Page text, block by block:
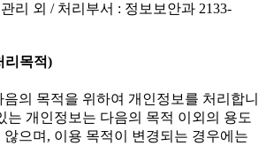
과 암-
모든 것을 한번 훑어 보았습니다.
은 높이고, LDL 콜레스테롤은 낮추고. 맞죠
늘 또 마지막이잖아요. 한 마디 좀 더 해주
을 보고 넘기지 마시고 꼭 한 번 건강한
리목적)
의 목적을 위하여 개인정보를 처리합니
는 개인정보는 다음의 목적 이외의 용도
않으며, 이용 목적이 변경되는 경우에는